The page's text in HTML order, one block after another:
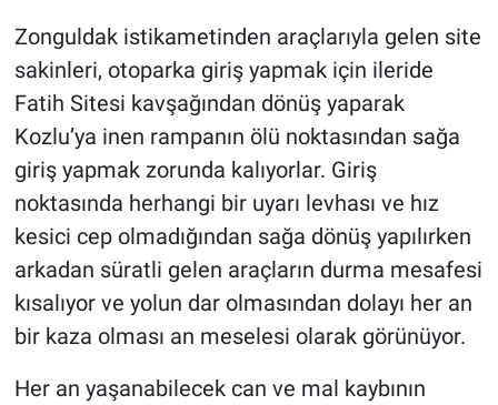
Zonguldak istikametinden araçlarıyla gelen site
sakinleri, otoparka giriş yapmak için ileride
Fatih Sitesi kavşağından dönüş yaparak
Kozlu’ya inen rampanın ölü noktasından sağa
giriş yapmak zorunda kalıyorlar. Giriş
noktasında herhangi bir uyarı levhası ve hız
kesici cep olmadığından sağa dönüş yapılırken
arkadan süratli gelen araçların durma mesafesi
kısalıyor ve yolun dar olmasından dolayı her an
bir kaza olması an meselesi olarak görünüyor.
Her an yaşanabilecek can ve mal kaybının